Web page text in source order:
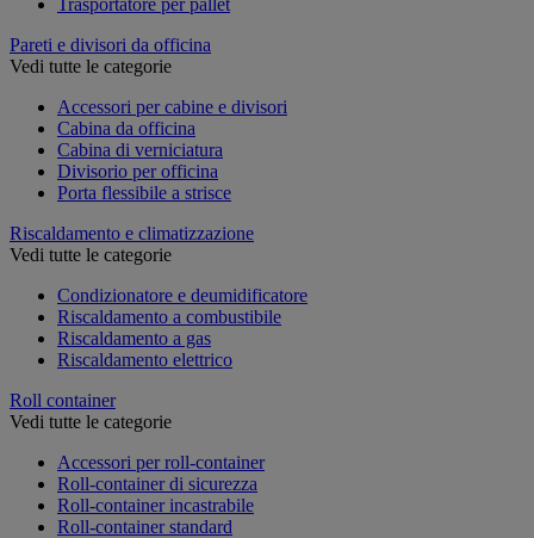
Pareti e divisori da officina
Vedi tutte le categorie
Accessori per cabine e divisori
Cabina da officina
Cabina di verniciatura
Divisorio per officina
Porta flessibile a strisce
Riscaldamento e climatizzazione
Vedi tutte le categorie
Condizionatore e deumidificatore
Riscaldamento a combustibile
Riscaldamento a gas
Riscaldamento elettrico
Roll container
Vedi tutte le categorie
Accessori per roll-container
Roll-container di sicurezza
Roll-container incastrabile
Roll-container standard